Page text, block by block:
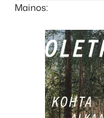
Mainos: